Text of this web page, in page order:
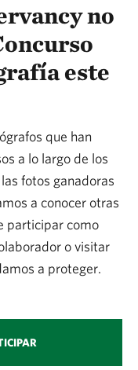
no
este
que han
a lo largo de los
fotos ganadoras
a conocer otras
participar como
o visitar
a proteger.